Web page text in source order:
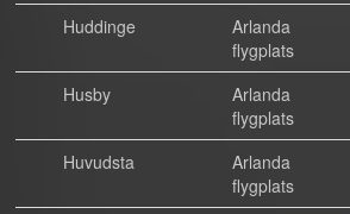
Huddinge
Arlanda
flygplats
Husby
Arlanda
flygplats
Huvudsta
Arlanda
flygplats